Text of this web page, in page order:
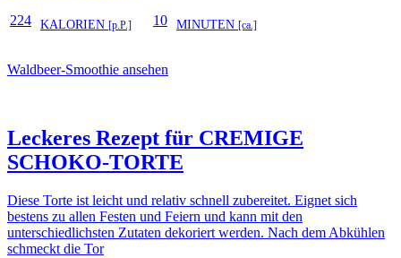
224 KALORIEN [p.P.] 10 MINUTEN [ca.]
Waldbeer-Smoothie ansehen
Leckeres Rezept für CREMIGE
SCHOKO-TORTE
Diese Torte ist leicht und relativ schnell zubereitet. Eignet sich
bestens zu allen Festen und Feiern und kann mit den
unterschiedlichsten Zutaten dekoriert werden. Nach dem Abkühlen
schmeckt die Tor